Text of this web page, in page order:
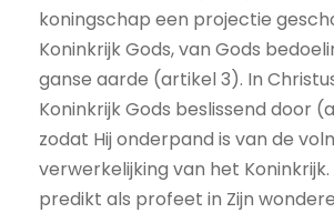
koningschap een projectie
Koninkrijk Gods, van Gods
ganse aarde (artikel 3). In
Koninkrijk Gods beslissend door
zodat Hij onderpand is van de
verwerkelijking van het Koninkrijk.
predikt als profeet in Zijn